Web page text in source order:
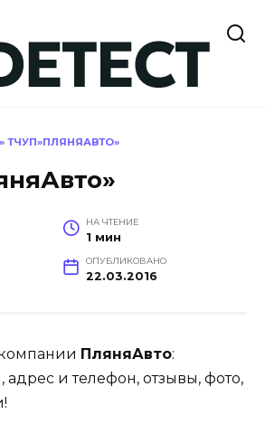
» ТЧУП»ПЛЯНЯАВТО»
НА ЧТЕНИЕ
1 мин
ОПУБЛИКОВАНО
22.03.2016
ПляняАвто:
и телефон, отзывы, фото,